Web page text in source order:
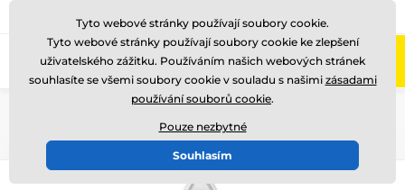
Zavolejte nám (Po-Pá 8-17)
Tyto webové stránky používají soubory cookie.
Tyto webové stránky používají soubory cookie ke zlepšení
uživatelského zážitku. Používáním našich webových stránek
souhlasíte se všemi soubory cookie v souladu s našimi zásadami
používání souborů cookie.
Pouze nezbytné
Souhlasím